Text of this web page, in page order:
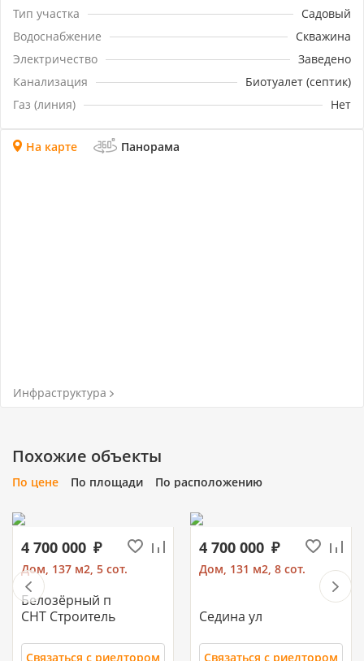
Тип участка
Садовый
Водоснабжение
Скважина
Электричество
Заведено
Канализация
Биотуалет (септик)
Газ (линия)
Нет
На карте Панорама
Инфраструктура
Похожие объекты
По цене По площади По расположению
4 700 000
Дом, 137 м2, 5 сот.
Белозёрный п
СНТ Строитель
Связаться с риелтором
4 700 000
Дом, 131 м2, 8 сот.
Седина ул
Связаться с риелтором